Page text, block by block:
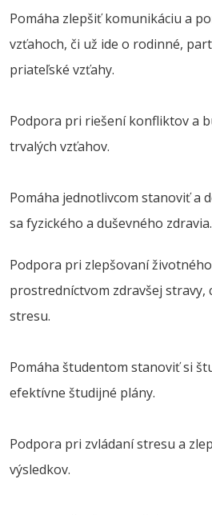
Pomáha zlepšiť komunikáciu a
vzťahoch, či už ide o rodinné,
priateľské vzťahy.
Podpora pri riešení konfliktov a
trvalých vzťahov.
Pomáha jednotlivcom stanoviť a
sa fyzického a duševného zdravia.
Podpora pri zlepšovaní
prostredníctvom zdravšej stravy,
stresu.
Pomáha študentom stanoviť si
efektívne študijné plány.
Podpora pri zvládaní stresu a
výsledkov.